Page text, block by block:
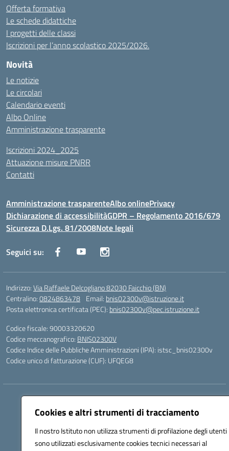
Cookies e altri strumenti di tracciamento
Il nostro Istituto non utilizza strumenti di profilazione degli
sono utilizzati esclusivamente cookies tecnici necessari al
Offerta formativa
Le schede didattiche
I progetti delle classi
Iscrizioni per l’anno scolastico 2025/2026.
Novità
Le notizie
Le circolari
Calendario eventi
Albo Online
Amministrazione trasparente
Iscrizioni 2024_2025
Attuazione misure PNRR
Contatti
Amministrazione trasparenteAlbo onlinePrivacy
Dichiarazione di accessibilitàGDPR – Regolamento 2016/679
Sicurezza D.Lgs. 81/2008Note legali
Seguici su:
Indirizzo:Via Raffaele Delcogliano 82030 Faicchio (BN)
Centralino:0824863478 Email: bnis02300v@istruzione.it
Posta elettronica certificata (PEC): bnis02300v@pec.istruzione.it
Codice fiscale: 90003320620
Codice meccanografico: BNIS02300V
Codice Indice delle Pubbliche Amministrazioni (IPA): istsc_bnis02300v
Codice unico di fatturazione (CUF): UFQEG8
Hosting & Powered by 3D Solution S.r.l.
Concept & Design by Designers Italia